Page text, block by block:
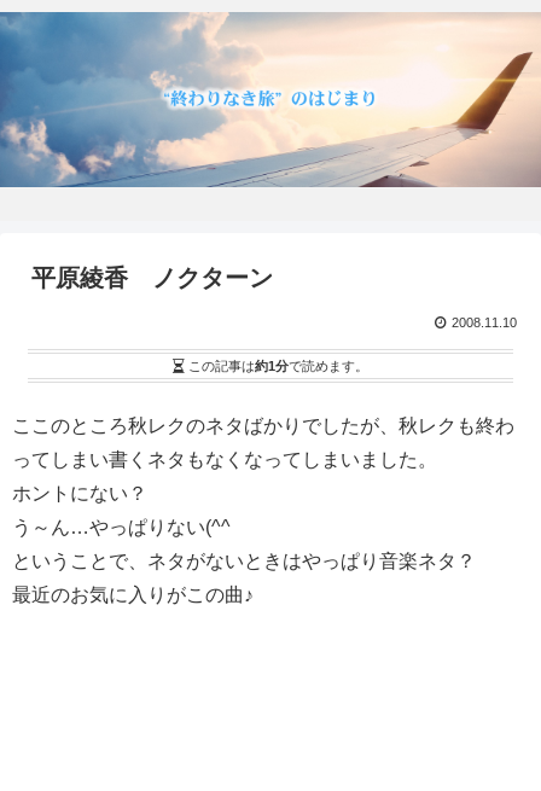
平原綾香 ノクターン
2008.11.10
この記事は約1分で読めます。
ここのところ秋レクのネタばかりでしたが、秋レクも終わ
ってしまい書くネタもなくなってしまいました。
ホントにない？
う～ん…やっぱりない(^^ゞ
ということで、ネタがないときはやっぱり音楽ネタ？
最近のお気に入りがこの曲♪